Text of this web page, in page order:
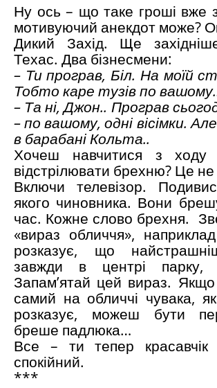
Ну ось – що таке гроші вже
мотивуючий анекдот може?
Дикий Захід. Ще
Техас. Два бізнесмени:
– Ти програв, Біл. На моїй
Тобто каре тузів по
– Та ні, Джон.. Програв
– по вашому, одні вісімки.
в барабані Кольта..
Хочеш навчитися з ходу
відстрілювати брехню? Це
Включи телевізор.
якого чиновника. Вони
час. Кожне слово брехня.
«вираз обличчя»,
розказує, що
завжди в центрі парку,
Запам’ятай цей вираз.
самий на обличчі чувака,
розказує, можеш бути
бреше падлюка…
Все – ти тепер
спокійний.
***